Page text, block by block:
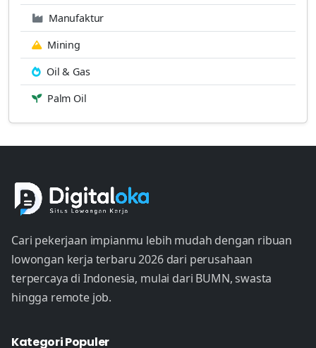
Manufaktur
Mining
Oil & Gas
Palm Oil
Cari pekerjaan impianmu lebih mudah dengan ribuan
lowongan kerja terbaru 2026 dari perusahaan
terpercaya di Indonesia, mulai dari BUMN, swasta
hingga remote job.
Kategori Populer